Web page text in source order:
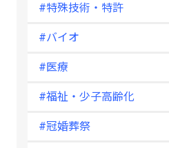
#特殊技術・特許
#バイオ
#医療
#福祉・少子高齢化
#冠婚葬祭